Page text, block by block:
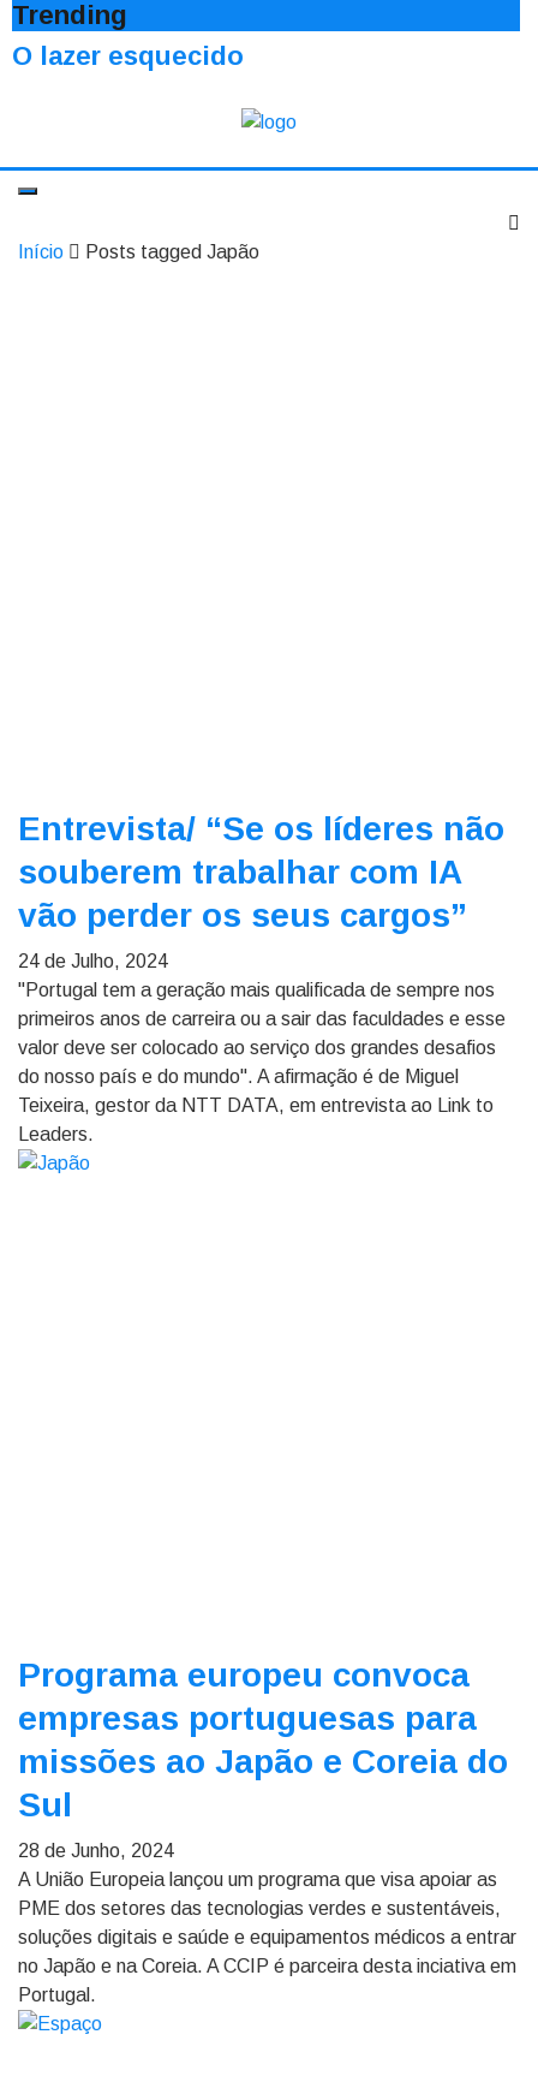
Trending
O lazer esquecido
Início Posts tagged Japão
Entrevista/ “Se os líderes não
souberem trabalhar com IA
vão perder os seus cargos”
24 de Julho, 2024
"Portugal tem a geração mais qualificada de sempre nos
primeiros anos de carreira ou a sair das faculdades e esse
valor deve ser colocado ao serviço dos grandes desafios
do nosso país e do mundo". A afirmação é de Miguel
Teixeira, gestor da NTT DATA, em entrevista ao Link to
Leaders.
Programa europeu convoca
empresas portuguesas para
missões ao Japão e Coreia do
Sul
28 de Junho, 2024
A União Europeia lançou um programa que visa apoiar as
PME dos setores das tecnologias verdes e sustentáveis,
soluções digitais e saúde e equipamentos médicos a entrar
no Japão e na Coreia. A CCIP é parceira desta inciativa em
Portugal.